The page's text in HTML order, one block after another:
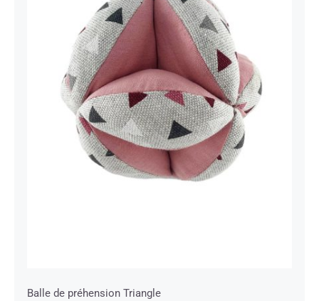
Balle de préhension Triangle
Balle de préhension Triangle